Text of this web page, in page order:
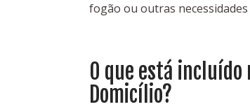
fogão ou outras
O que está incluído
Domicílio?